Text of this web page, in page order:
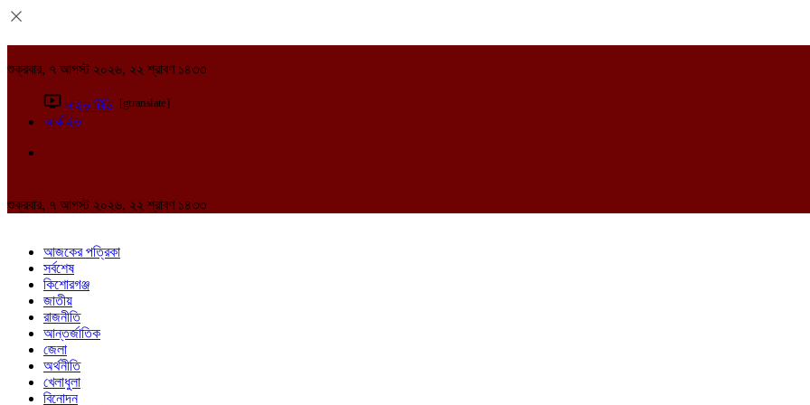
শুক্রবার, ৭ আগস্ট ২০২৬, ২২ শ্রাবণ ১৪৩৩
লাইভ টিভি [gtranslate]
আর্কাইভ
শুক্রবার, ৭ আগস্ট ২০২৬, ২২ শ্রাবণ ১৪৩৩
আজকের পত্রিকা
সর্বশেষ
কিশোরগঞ্জ
জাতীয়
রাজনীতি
আন্তর্জাতিক
জেলা
অর্থনীতি
খেলাধুলা
বিনোদন